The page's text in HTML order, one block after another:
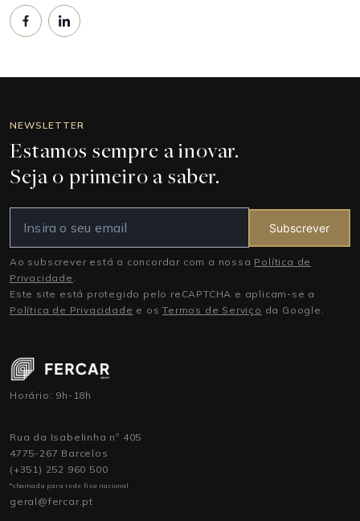
NEWSLETTER
Estamos sempre a inovar.
Seja o primeiro a saber.
Subscrever
Ao subscrever está a concordar com a nossa Política de
Privacidade .
Este site está protegido pelo reCAPTCHA e aplicam-se a
Política de Privacidade e osTermos de Serviço da Google.
Horário: 9h-18h
Rua da Isabelinha nº 405
4775-267 Barcelos
(+351) 252 960 500
*chamada para rede fixa nacional
geral@fercar.pt